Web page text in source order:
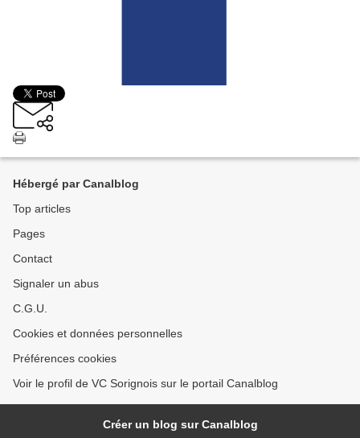
Hébergé par Canalblog
Top articles
Pages
Contact
Signaler un abus
C.G.U.
Cookies et données personnelles
Préférences cookies
Voir le profil de VC Sorignois sur le portail Canalblog
Créer un blog sur Canalblog